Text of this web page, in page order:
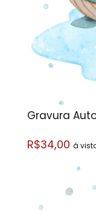
Gravura
R$34,00 á